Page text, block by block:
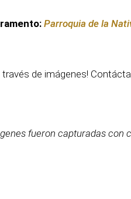
Parroquia de la
de imágenes!
fueron capturadas con